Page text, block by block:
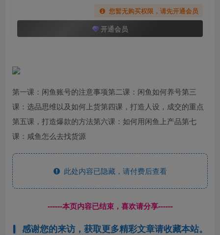
您暂无购买权限，请先开通会员
开通会员
第一课：闲鱼账号的注意事项第二课：闲鱼如何养号第三
课：选品思维以及如何上货第四课，打造人设，成交的重点
第五课，打造爆款的方法第六课：如何用闲鱼上产品第七
课：咸鱼怎么去找货源
此处内容已隐藏，请付费后查看
------本页内容已结束，喜欢请分享------
感谢您的来访，获取更多精彩文章请收藏本站。